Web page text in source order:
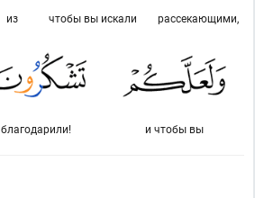
рассекающими,
чтобы вы искали
из
и чтобы вы
благодарили!